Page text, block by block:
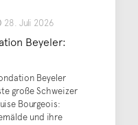
28. Juli 2026
Beyeler:
Beyeler
große Schweizer
Bourgeois:
und ihre